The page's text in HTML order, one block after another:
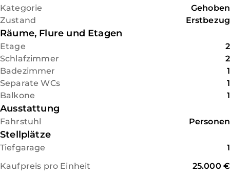
derzeitigen Zinssatz von 0,8 %.
Zwei separate, gemütliche
Schlafzimmer und ein modern
Kategorie
Gehoben
Zustand
Erstbezug
Räume, Flure und Etagen
Etage
2
Schlafzimmer
2
Badezimmer
1
Separate WCs
1
Balkone
1
Ausstattung
Fahrstuhl Personen
Stellplätze
Tiefgarage
1
Kaufpreis pro Einheit
25.000 €